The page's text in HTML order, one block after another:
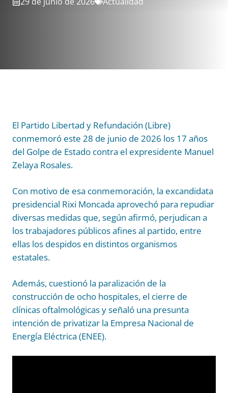
El Partido Libertad y Refundación (Libre)
conmemoró este 28 de junio de 2026 los 17 años
del Golpe de Estado contra el expresidente Manuel
Zelaya Rosales.
Con motivo de esa conmemoración, la excandidata
presidencial Rixi Moncada aprovechó para repudiar
diversas medidas que, según afirmó, perjudican a
los trabajadores públicos afines al partido, entre
ellas los despidos en distintos organismos
estatales.
Además, cuestionó la paralización de la
construcción de ocho hospitales, el cierre de
clínicas oftalmológicas y señaló una presunta
intención de privatizar la Empresa Nacional de
Energía Eléctrica (ENEE).